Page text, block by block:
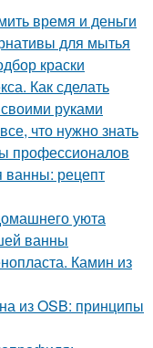
время и деньги
для мытья
краски
Как сделать
руками
что нужно знать
профессионалов
ванны: рецепт
уюта
ванны
Камин из
из OSB: принципы